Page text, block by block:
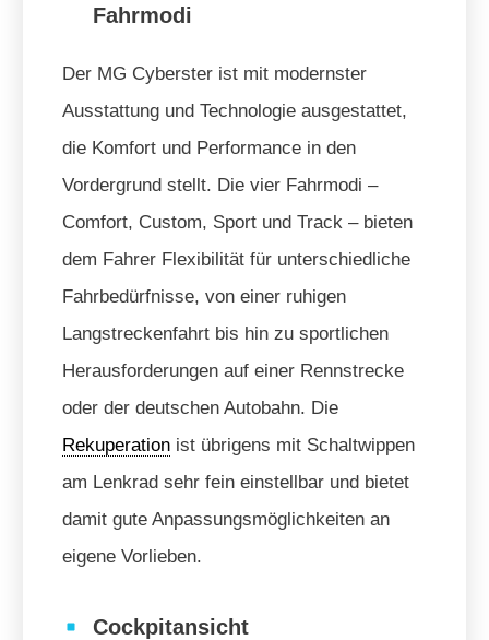
Fahrmodi
Der MG Cyberster ist mit modernster
Ausstattung und Technologie ausgestattet,
die Komfort und Performance in den
Vordergrund stellt. Die vier Fahrmodi –
Comfort, Custom, Sport und Track – bieten
dem Fahrer Flexibilität für unterschiedliche
Fahrbedürfnisse, von einer ruhigen
Langstreckenfahrt bis hin zu sportlichen
Herausforderungen auf einer Rennstrecke
oder der deutschen Autobahn. Die
Rekuperation ist übrigens mit Schaltwippen
am Lenkrad sehr fein einstellbar und bietet
damit gute Anpassungsmöglichkeiten an
eigene Vorlieben.
Cockpitansicht